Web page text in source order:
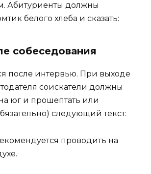
Абитуриенты должны
белого хлеба и сказать:
собеседования
после интервью. При выходе
соискатели должны
юг и прошептать или
следующий текст:
проводить на